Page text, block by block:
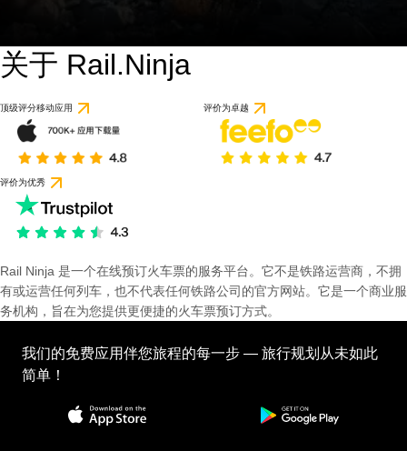
关于 Rail.Ninja
顶级评分移动应用 评价为卓越
评价为优秀
Rail Ninja 是一个在线预订火车票的服务平台。它不是铁路运营商，不拥
有或运营任何列车，也不代表任何铁路公司的官方网站。它是一个商业服
务机构，旨在为您提供更便捷的火车票预订方式。
我们的免费应用伴您旅程的每一步 — 旅行规划从未如此
简单！